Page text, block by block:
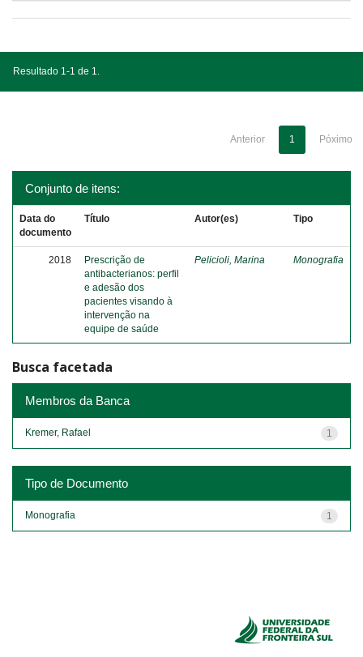
Resultado 1-1 de 1.
Anterior 1 Póximo
Conjunto de itens:
Data do
documento
Título Autor(es) Tipo
2018
Prescrição de
antibacterianos: perfil
e adesão dos
pacientes visando à
intervenção na
equipe de saúde
Pelicioli, Marina Monografia
Busca facetada
Membros da Banca
1
Kremer, Rafael
Tipo de Documento
1
Monografia